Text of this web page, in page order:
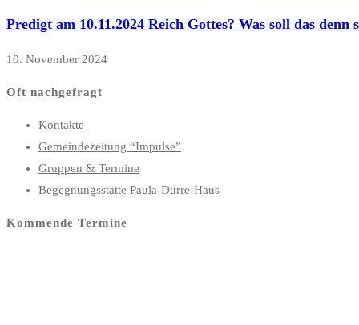
Predigt am 10.11.2024 Reich Gottes? Was soll das denn
10. November 2024
Oft nachgefragt
Kontakte
Gemeindezeitung “Impulse”
Gruppen & Termine
Begegnungsstätte Paula-Dürre-Haus
Kommende Termine